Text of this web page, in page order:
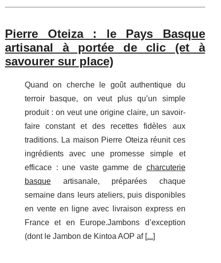
Pierre Oteiza : le Pays Basque
artisanal à portée de clic (et à
savourer sur place)
Quand on cherche le goût authentique du
terroir basque, on veut plus qu’un simple
produit : on veut une origine claire, un savoir-
faire constant et des recettes fidèles aux
traditions. La maison Pierre Oteiza réunit ces
ingrédients avec une promesse simple et
efficace : une vaste gamme de charcuterie
basque artisanale, préparées chaque
semaine dans leurs ateliers, puis disponibles
en vente en ligne avec livraison express en
France et en Europe.Jambons d’exception
(dont le Jambon de Kintoa AOP af [...]